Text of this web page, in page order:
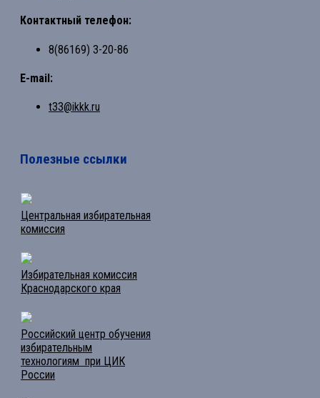
Контактный телефон:
8(86169) 3-20-86
E-mail:
t33@ikkk.ru
Полезные ссылки
Центральная избирательная
комиссия
Избирательная комиссия
Краснодарского края
Российский центр обучения
избирательным
технологиям при ЦИК
России